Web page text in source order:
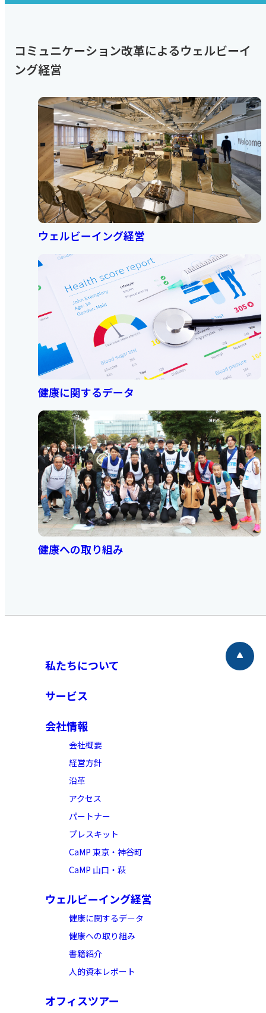
コミュニケーション改革によるウェルビーイ
ング経営
ウェルビーイング経営​
健康に関するデータ​
健康への取り組み
私たちについて
サービス
会社情報
会社概要​
経営方針​
沿革​
アクセス​
パートナー​
プレスキット
CaMP 東京・神谷町
CaMP 山口・萩
ウェルビーイング経営​
健康に関するデータ​
健康への取り組み​
書籍紹介
人的資本レポート
オフィスツアー​